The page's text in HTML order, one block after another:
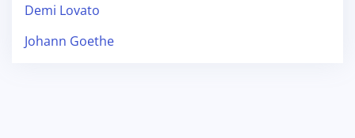
Demi Lovato
Johann Goethe